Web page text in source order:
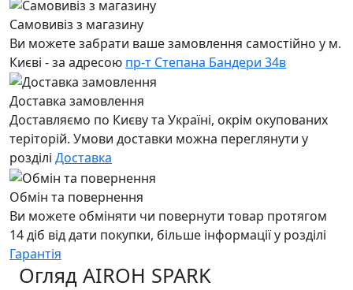
Самовивіз з магазину
Ви можете забрати ваше замовлення самостійно у м.
Києві - за адресою пр-т Степана Бандери 34в
Доставка замовлення
Доставляємо по Києву та Україні, окрім окупованих
теріторій. Умови доставки можна переглянути у
розділі Доставка
Обмін та повернення
Ви можете обміняти чи повернути товар протягом
14 діб від дати покупки, більше інформації у розділі
Гарантія
Огляд AIROH SPARK